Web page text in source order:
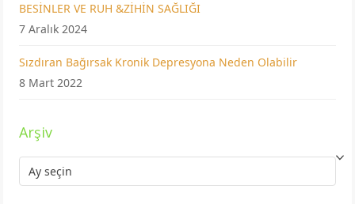
BESİNLER VE RUH &ZİHİN SAĞLIĞI
7 Aralık 2024
Sızdıran Bağırsak Kronik Depresyona Neden Olabilir
8 Mart 2022
Arşiv
Arşiv